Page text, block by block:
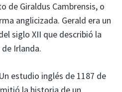
de Giraldus Cambrensis, o
anglicizada. Gerald era un
siglo XII que describió la
Irlanda.
estudio inglés de 1187 de